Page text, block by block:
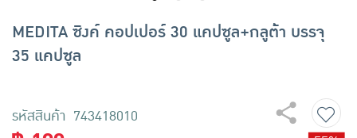
MEDITA ซิงค์ คอปเปอร์ 30 แคปซูล+กลูต้า บรรจุ
35 แคปซูล
รหัสสินค้า 743418010